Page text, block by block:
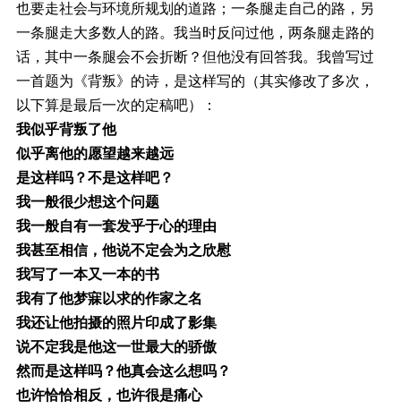
也要走社会与环境所规划的道路；一条腿走自己的路，另
一条腿走大多数人的路。我当时反问过他，两条腿走路的
话，其中一条腿会不会折断？但他没有回答我。我曾写过
一首题为《背叛》的诗，是这样写的（其实修改了多次，
以下算是最后一次的定稿吧）：
我似乎背叛了他
似乎离他的愿望越来越远
是这样吗？不是这样吧？
我一般很少想这个问题
我一般自有一套发乎于心的理由
我甚至相信，他说不定会为之欣慰
我写了一本又一本的书
我有了他梦寐以求的作家之名
我还让他拍摄的照片印成了影集
说不定我是他这一世最大的骄傲
然而是这样吗？他真会这么想吗？
也许恰恰相反，也许很是痛心